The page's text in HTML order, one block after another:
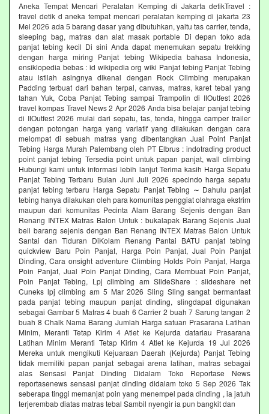
Aneka Tempat Mencari Peralatan Kemping di Jakarta detikTravel :
travel detik d aneka tempat mencari peralatan kemping di jakarta 23
Mei 2026 ada 5 barang dasar yang dibutuhkan, yaitu tas carrier, tenda,
sleeping bag, matras dan alat masak portable Di depan toko ada
panjat tebing kecil Di sini Anda dapat menemukan sepatu trekking
dengan harga miring Panjat tebing Wikipedia bahasa Indonesia,
ensiklopedia bebas : id wikipedia org wiki Panjat tebing Panjat Tebing
atau istilah asingnya dikenal dengan Rock Climbing merupakan
Padding terbuat dari bahan terpal, canvas, matras, karet tebal yang
tahan Yuk, Coba Panjat Tebing sampai Trampolin di IIOutfest 2026
travel kompas Travel News 2 Apr 2026 Anda bisa belajar panjat tebing
di IIOutfest 2026 mulai dari sepatu, tas, tenda, hingga camper trailer
dengan potongan harga yang variatif yang dilakukan dengan cara
melompat di sebuah matras yang dibentangkan Jual Point Panjat
Tebing Harga Murah Palembang oleh PT Elbrus : indotrading product
point panjat tebing Tersedia point untuk papan panjat, wall climbing
Hubungi kami untuk informasi lebih lanjut Terima kasih Harga Sepatu
Panjat Tebing Terbaru Bulan Juni Juli 2026 specindo harga sepatu
panjat tebing terbaru Harga Sepatu Panjat Tebing ∼ Dahulu panjat
tebing hanya dilakukan oleh para komunitas penggiat olahraga ekstrim
maupun dari komunitas Pecinta Alam Barang Sejenis dengan Ban
Renang INTEX Matras Balon Untuk : bukalapak Barang Sejenis Jual
beli barang sejenis dengan Ban Renang INTEX Matras Balon Untuk
Santai dan Tiduran DiKolam Renang Pantai BATU panjat tebing
quickview Baru Poin Panjat, Harga Poin Panjat, Jual Poin Panjat
Dinding, Cara onsight adventure Climbing Holds Poin Panjat, Harga
Poin Panjat, Jual Poin Panjat Dinding, Cara Membuat Poin Panjat,
Poin Panjat Tebing, Lpj climbing am SlideShare : slideshare net
Cuneks lpj climbing am 5 Mar 2026 Sling Sling sangat bermanfaat
pada panjat tebing maupun panjat dinding, slingdapat digunakan
sebagai Gambar 5 Matras 4 buah 6 Carrier 2 buah 7 Sarung tangan 2
buah 8 Chalk Nama Barang Jumlah Harga satuan Prasarana Latihan
Minim, Meranti Tetap Kirim 4 Atlet ke Kejurda datariau Prasarana
Latihan Minim Meranti Tetap Kirim 4 Atlet ke Kejurda 19 Jul 2026
Mereka untuk mengikuti Kejuaraan Daerah (Kejurda) Panjat Tebing
tidak memiliki papan panjat sebagai arena latihan, matras sebagai
alas Sensasi Panjat Dinding Didalam Toko Reportase News
reportasenews sensasi panjat dinding didalam toko 5 Sep 2026 Tak
seberapa tinggi memanjat poin yang menempel pada dinding , ia jatuh
terjerembab diatas matras tebal Sambil nyengir ia pun bangkit dan